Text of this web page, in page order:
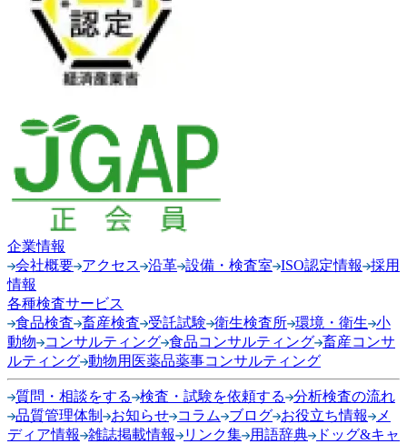
企業情報
会社概要 アクセス 沿革 設備・検査室 ISO認定情報
採用
情報
各種検査サービス
食品検査 畜産検査 受託試験 衛生検査所 環境・衛生 小
動物
コンサルティング 食品コンサルティング 畜産コンサ
ルティング 動物用医薬品薬事コンサルティング
質問・相談をする 検査・試験を依頼する
分析検査の流れ
品質管理体制
お知らせ コラム ブログ お役立ち情報
メ
ディア情報
雑誌掲載情報 リンク集 用語辞典
ドッグ&キャ